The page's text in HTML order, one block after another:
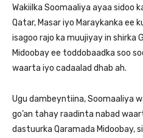
Wakiilka Soomaaliya ayaa sidoo
Qatar, Masar iyo Maraykanka ee
isagoo rajo ka muujiyay in shirka
Midoobay ee toddobaadka soo
waarta iyo cadaalad dhab ah.
Ugu dambeyntiina, Soomaaliya
go’an tahay raadinta nabad
dastuurka Qaramada Midoobay,